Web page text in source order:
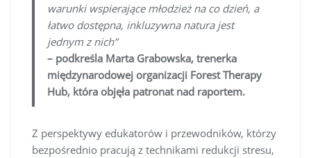
warunki wspierające młodzież na co dzień, a
łatwo dostępna, inkluzywna natura jest
jednym z nich”
– podkreśla Marta Grabowska, trenerka
międzynarodowej organizacji Forest Therapy
Hub, która objęła patronat nad raportem.
Z perspektywy edukatorów i przewodników, którzy
bezpośrednio pracują z technikami redukcji stresu,